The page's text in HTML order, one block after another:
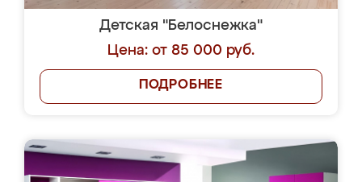
Детская "Белоснежка"
Цена: от 85 000 руб.
ПОДРОБНЕЕ